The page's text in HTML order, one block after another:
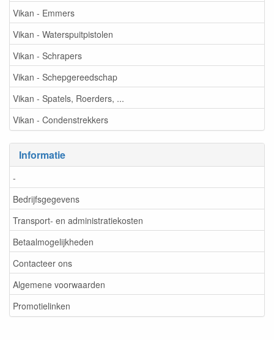
Vikan - Emmers
Vikan - Waterspuitpistolen
Vikan - Schrapers
Vikan - Schepgereedschap
Vikan - Spatels, Roerders, ...
Vikan - Condenstrekkers
Informatie
-
Bedrijfsgegevens
Transport- en administratiekosten
Betaalmogelijkheden
Contacteer ons
Algemene voorwaarden
Promotielinken